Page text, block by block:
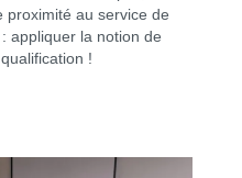
proximité au service de
appliquer la notion de
!